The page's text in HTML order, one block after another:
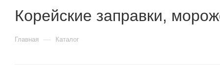
Корейские заправки,
Главная — Каталог